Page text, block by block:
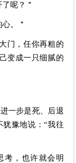
呢？＂
。＂
，任你再粗的
变成一只细腻的
一步是死、后退
犹豫地说：“我往
，也许就会明